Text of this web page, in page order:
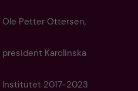
Ole Petter Ottersen,
president Karolinska
Institutet 2017-2023